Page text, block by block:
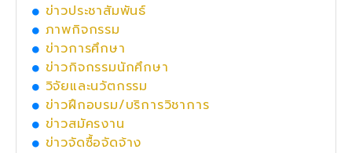
ข่าวประชาสัมพันธ์
ภาพกิจกรรม
ข่าวการศึกษา
ข่าวกิจกรรมนักศึกษา
วิจัยและนวัตกรรม
ข่าวฝึกอบรม/บริการวิชาการ
ข่าวสมัครงาน
ข่าวจัดซื้อจัดจ้าง